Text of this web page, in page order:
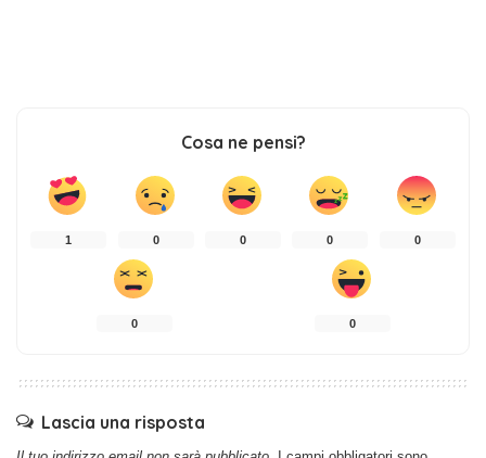
Cosa ne pensi?
1 0 0 0 0
0 0
Lascia una risposta